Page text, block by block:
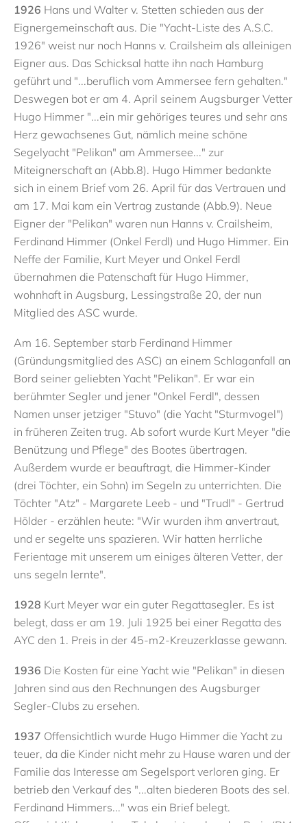
1926 Hans und Walter v. Stetten schieden aus der
Eignergemeinschaft aus. Die "Yacht-Liste des A.S.C.
1926" weist nur noch Hanns v. Crailsheim als alleinigen
Eigner aus. Das Schicksal hatte ihn nach Hamburg
geführt und "...beruflich vom Ammersee fern gehalten."
Deswegen bot er am 4. April seinem Augsburger Vetter
Hugo Himmer "...ein mir gehöriges teures und sehr ans
Herz gewachsenes Gut, nämlich meine schöne
Segelyacht "Pelikan" am Ammersee..." zur
Miteignerschaft an (Abb.8). Hugo Himmer bedankte
sich in einem Brief vom 26. April für das Vertrauen und
am 17. Mai kam ein Vertrag zustande (Abb.9). Neue
Eigner der "Pelikan" waren nun Hanns v. Crailsheim,
Ferdinand Himmer (Onkel Ferdl) und Hugo Himmer. Ein
Neffe der Familie, Kurt Meyer und Onkel Ferdl
übernahmen die Patenschaft für Hugo Himmer,
wohnhaft in Augsburg, Lessingstraße 20, der nun
Mitglied des ASC wurde.
Am 16. September starb Ferdinand Himmer
(Gründungsmitglied des ASC) an einem Schlaganfall an
Bord seiner geliebten Yacht "Pelikan". Er war ein
berühmter Segler und jener "Onkel Ferdl", dessen
Namen unser jetziger "Stuvo" (die Yacht "Sturmvogel")
in früheren Zeiten trug. Ab sofort wurde Kurt Meyer "die
Benützung und Pflege" des Bootes übertragen.
Außerdem wurde er beauftragt, die Himmer-Kinder
(drei Töchter, ein Sohn) im Segeln zu unterrichten. Die
Töchter "Atz" - Margarete Leeb - und "Trudl" - Gertrud
Hölder - erzählen heute: "Wir wurden ihm anvertraut,
und er segelte uns spazieren. Wir hatten herrliche
Ferientage mit unserem um einiges älteren Vetter, der
uns segeln lernte".
1928 Kurt Meyer war ein guter Regattasegler. Es ist
belegt, dass er am 19. Juli 1925 bei einer Regatta des
AYC den 1. Preis in der 45-m2-Kreuzerklasse gewann.
1936 Die Kosten für eine Yacht wie "Pelikan" in diesen
Jahren sind aus den Rechnungen des Augsburger
Segler-Clubs zu ersehen.
1937 Offensichtlich wurde Hugo Himmer die Yacht zu
teuer, da die Kinder nicht mehr zu Hause waren und der
Familie das Interesse am Segelsport verloren ging. Er
betrieb den Verkauf des "...alten biederen Boots des sel.
Ferdinand Himmers..." was ein Brief belegt.